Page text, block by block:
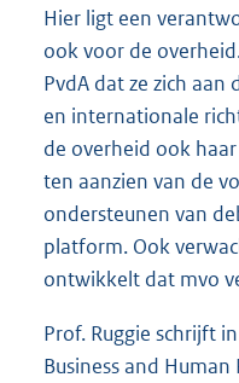
Hier ligt een
ook voor de
PvdA dat ze zich
en internationale
de overheid ook
ten aanzien van de
ondersteunen van
platform. Ook
ontwikkelt dat mvo
Prof. Ruggie schrijft
Business and